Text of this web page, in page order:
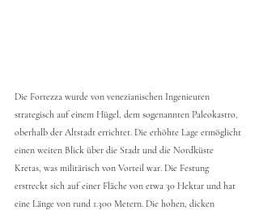
Die Fortezza wurde von venezianischen Ingenieuren
strategisch auf einem Hügel, dem sogenannten Paleokastro,
oberhalb der Altstadt errichtet. Die erhöhte Lage ermöglicht
einen weiten Blick über die Stadt und die Nordküste
Kretas, was militärisch von Vorteil war. Die Festung
erstreckt sich auf einer Fläche von etwa 30 Hektar und hat
eine Länge von rund 1.300 Metern. Die hohen, dicken